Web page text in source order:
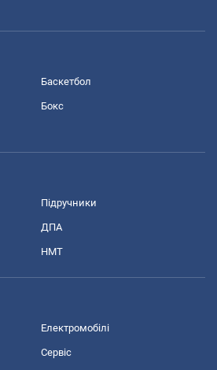
Баскетбол
Бокс
Підручники
ДПА
НМТ
Електромобілі
Сервіс